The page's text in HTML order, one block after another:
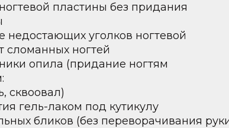
пластины без придания
уголков ногтевой
сломанных ногтей
опила (придание ногтям
сквоовал)
гель-лаком под кутикулу
бликов (без переворачивания